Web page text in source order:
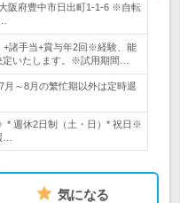
阪府豊中市日出町1-1-6 ※自転
+諸手当+賞与年2回※経験、能
定いたします。※試用期間…
～8月の繁忙期以外は定時退
* 週休2日制（土・日）* 祝日※
…
気になる